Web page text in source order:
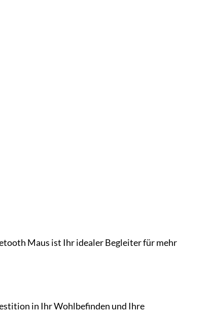
Maus ist Ihr idealer Begleiter für mehr
in Ihr Wohlbefinden und Ihre